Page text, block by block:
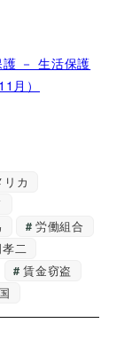
－ 生活保護
月）
リカ
労働組合
二
賃金窃盗